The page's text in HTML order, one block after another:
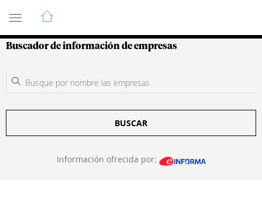
Guía de Empresas Colombianas
Buscador de información de empresas
BUSCAR
Información ofrecida por: